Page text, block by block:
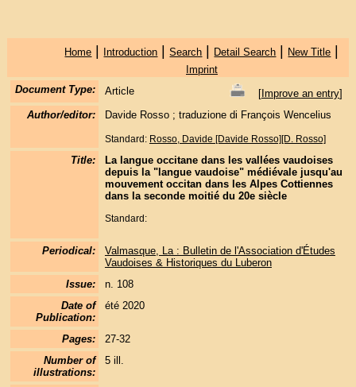
Home | Introduction |Search | Detail Search | New Title |
Imprint
Document Type:
Article [Improve an entry]
Author/editor:
Davide Rosso ; traduzione di François Wencelius
Standard: Rosso, Davide [Davide Rosso][D. Rosso]
Title:
La langue occitane dans les vallées vaudoises
depuis la "langue vaudoise" médiévale jusqu'au
mouvement occitan dans les Alpes Cottiennes
dans la seconde moitié du 20e siècle
Standard:
Periodical:
Valmasque, La : Bulletin de l'Association d'Études
Vaudoises & Historiques du Luberon
Issue:
n. 108
Date of
Publication:
été 2020
Pages:
27-32
Number of
illustrations:
5 ill.